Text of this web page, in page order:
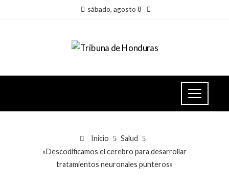
sábado, agosto 8
Inicio
Salud
«Descodificamos el cerebro para desarrollar
tratamientos neuronales punteros»